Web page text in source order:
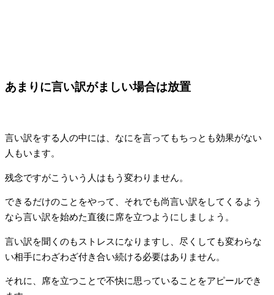
あまりに言い訳がましい場合は放置
言い訳をする人の中には、なにを言ってもちっとも効果がない
人もいます。
残念ですがこういう人はもう変わりません。
できるだけのことをやって、それでも尚言い訳をしてくるよう
なら言い訳を始めた直後に席を立つようにしましょう。
言い訳を聞くのもストレスになりますし、尽くしても変わらな
い相手にわざわざ付き合い続ける必要はありません。
それに、席を立つことで不快に思っていることをアピールでき